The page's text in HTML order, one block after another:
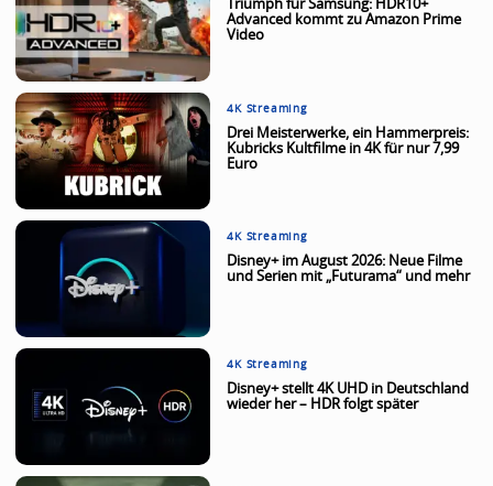
Triumph für Samsung: HDR10+
Advanced kommt zu Amazon Prime
Video
4K Streaming
Drei Meisterwerke, ein Hammerpreis:
Kubricks Kultfilme in 4K für nur 7,99
Euro
4K Streaming
Disney+ im August 2026: Neue Filme
und Serien mit „Futurama“ und mehr
4K Streaming
Disney+ stellt 4K UHD in Deutschland
wieder her – HDR folgt später